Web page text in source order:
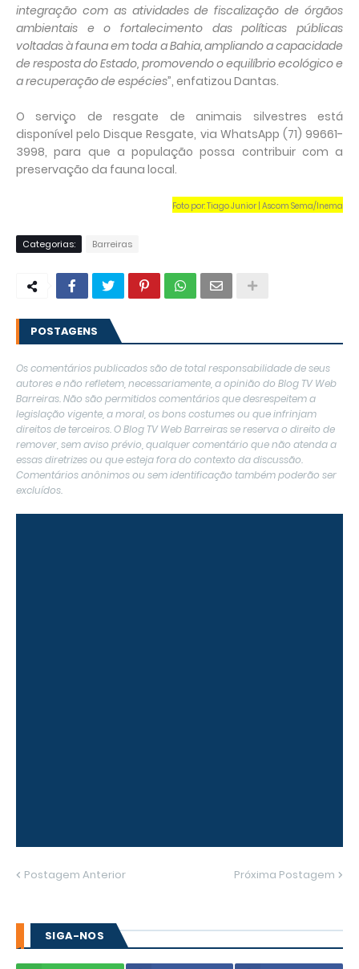
integração com as atividades de fiscalização de órgãos
ambientais e o fortalecimento das políticas públicas
voltadas à fauna em toda a Bahia, ampliando a capacidade
de resposta do Estado, promovendo o equilíbrio ecológico e
a recuperação de espécies”, enfatizou Dantas.
O serviço de resgate de animais silvestres está
disponível pelo Disque Resgate, via WhatsApp (71) 99661-
3998, para que a população possa contribuir com a
preservação da fauna local.
Foto por: Tiago Junior | Ascom Sema/Inema
Categorias: Barreiras
POSTAGENS
Os comentários publicados são de total responsabilidade de seus
autores e não refletem, necessariamente, a opinião do Blog TV Web
Barreiras. Não são permitidos comentários que desrespeitem a
legislação vigente, a moral, os bons costumes ou que infrinjam
direitos de terceiros. O Blog TV Web Barreiras se reserva o direito de
remover, sem aviso prévio, qualquer comentário que não atenda a
essas diretrizes ou que esteja fora do contexto da discussão.
Comentários anônimos ou sem identificação também poderão ser
excluídos.
Postagem Anterior Próxima Postagem
SIGA-NOS